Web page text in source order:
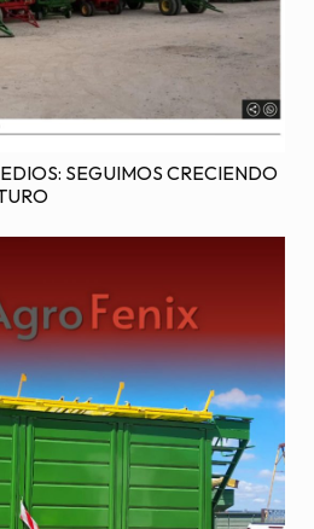
SEGUIMOS CRECIENDO